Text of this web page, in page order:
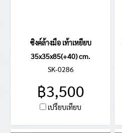
ซิงค์ล้างมือ เท้าเหยียบ
35x35x85(+40) cm.
SK-0286
฿3,500
เปรียบเทียบ